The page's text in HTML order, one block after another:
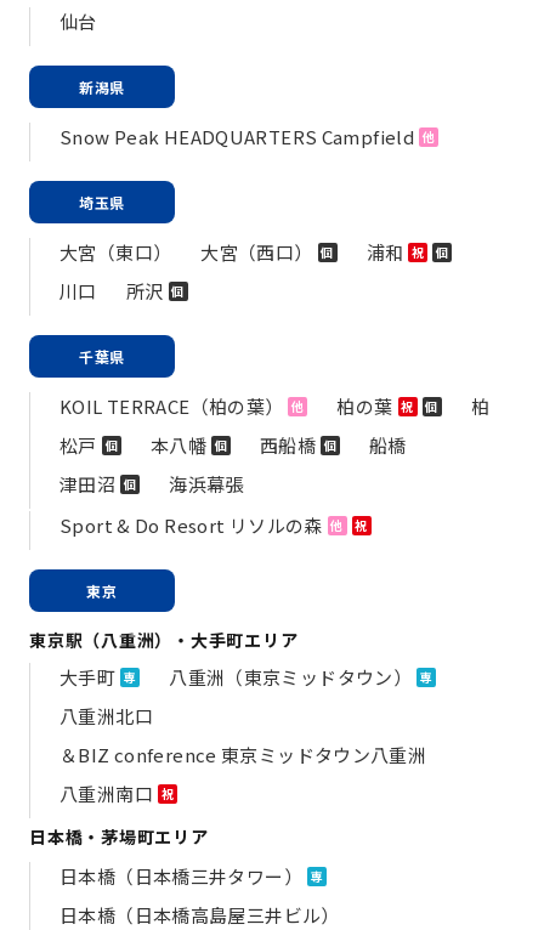
仙台
新潟県
Snow Peak HEADQUARTERS Campfield 他
埼玉県
大宮（東口） 大宮（西口） 個 浦和 祝 個
川口 所沢 個
千葉県
KOIL TERRACE（柏の葉） 他 柏の葉 祝 個
柏
松戸 個 本八幡 個 西船橋 個
船橋
津田沼 個
海浜幕張
Sport & Do Resort リソルの森 他 祝
東京
東京駅（八重洲）・大手町エリア
大手町 専 八重洲（東京ミッドタウン） 専
八重洲北口
＆BIZ conference 東京ミッドタウン八重洲
八重洲南口 祝
日本橋・茅場町エリア
日本橋（日本橋三井タワー） 専
日本橋（日本橋高島屋三井ビル）